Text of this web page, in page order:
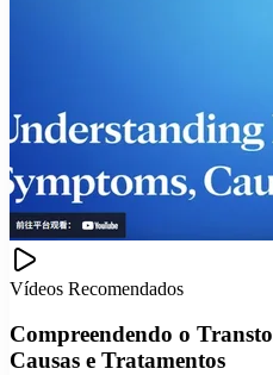
Vídeos Recomendados
Compreendendo o
Causas e Tratamentos